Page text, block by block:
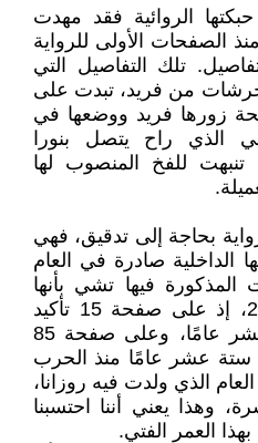
الروائية فقد مهدت
الصفحات الأولى للرواية
تلك التفاصيل التي
من فريد، تبدت على
زورها فريد ووضعها في
الذي راح يتصل بنورا
تنبهت للفخ المنصوب لها
بحاجة إلى تدقيق، فهي
صادرة في العام
المذكورة فيها تشي بأنها
تغطي وقائع في العام 2024، إذ على صفحة 15 تأكيد
على أن عمر روزانا ستة عشر عامًا، وعلى صفحة 85
ستة عشر عامًا منذ الحرب
عام 2008، وهو العام الذي ولدت فيه روزانا،
وهذا يعني أننا احتسبنا